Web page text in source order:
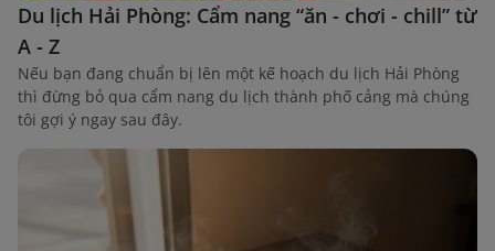
Du lịch Hải Phòng: Cẩm nang “ăn - chơi - chill” từ
A - Z
Nếu bạn đang chuẩn bị lên một kế hoạch du lịch Hải Phòng
thì đừng bỏ qua cẩm nang du lịch thành phố cảng mà chúng
tôi gợi ý ngay sau đây.